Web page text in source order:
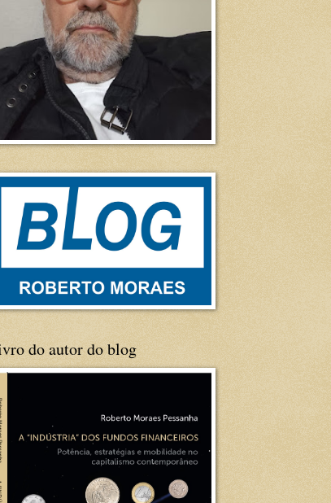
do autor do blog